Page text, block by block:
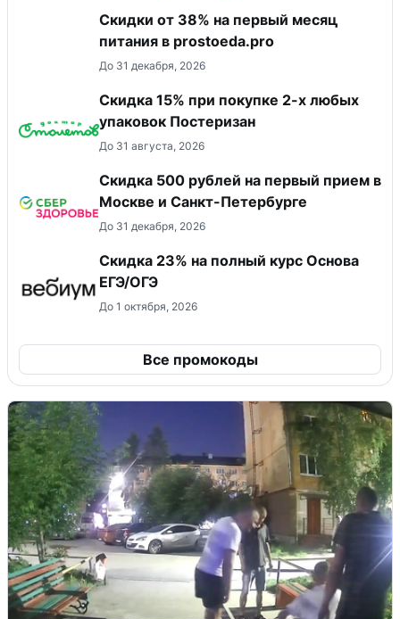
​Скидки от 38% на первый месяц
питания в prostoeda.pro
До 31 декабря, 2026
Скидка 15% при покупке 2-х любых
упаковок Постеризан
До 31 августа, 2026
Скидка 500 рублей на первый прием в
Москве и Санкт-Петербурге
До 31 декабря, 2026
Скидка 23% на полный курс Основа
ЕГЭ/ОГЭ
До 1 октября, 2026
Все промокоды